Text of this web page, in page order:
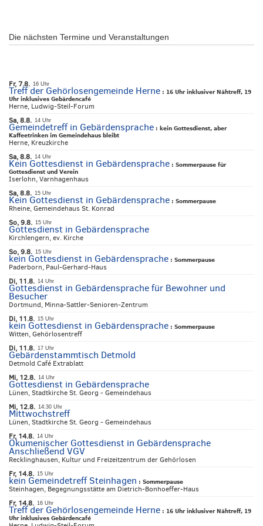
Die nächsten Termine und Veranstaltungen
Fr, 7.8. 16 Uhr
Treff der Gehörlosengemeinde Herne : 16 Uhr inklusiver Nähtreff, 19
Uhr inklusives Gebärdencafé
Herne, Ludwig-Steil-Forum
Sa, 8.8. 14 Uhr
Gemeindetreff in Gebärdensprache : kein Gottesdienst, aber
Kaffeetrinken im Gemeindehaus bleibt
Herne, Kreuzkirche
Sa, 8.8. 14 Uhr
Kein Gottesdienst in Gebärdensprache : Sommerpause für
Gottesdienst und Verein
Iserlohn, Varnhagenhaus
Sa, 8.8. 15 Uhr
Kein Gottesdienst in Gebärdensprache : Sommerpause
Rheine, Gemeindehaus St. Konrad
So, 9.8. 15 Uhr
Gottesdienst in Gebärdensprache
Kirchlengern, ev. Kirche
So, 9.8. 15 Uhr
kein Gottesdienst in Gebärdensprache : Sommerpause
Paderborn, Paul-Gerhard-Haus
Di, 11.8. 14 Uhr
Gottesdienst in Gebärdensprache für Bewohner und
Besucher
Dortmund, Minna-Sattler-Senioren-Zentrum
Di, 11.8. 15 Uhr
kein Gottesdienst in Gebärdensprache : Sommerpause
Witten, Gehörlosentreff
Di, 11.8. 17 Uhr
Gebärdenstammtisch Detmold
Detmold Café Extrablatt
Mi, 12.8. 14 Uhr
Gottesdienst in Gebärdensprache
Lünen, Stadtkirche St. Georg - Gemeindehaus
Mi, 12.8. 14:30 Uhr
Mittwochstreff
Lünen, Stadtkirche St. Georg - Gemeindehaus
Fr, 14.8. 14 Uhr
Ökumenischer Gottesdienst in Gebärdensprache
Anschließend VGV
Recklinghausen, Kultur und Freizeitzentrum der Gehörlosen
Fr, 14.8. 15 Uhr
kein Gemeindetreff Steinhagen : Sommerpause
Steinhagen, Begegnungsstätte am Dietrich-Bonhoeffer-Haus
Fr, 14.8. 16 Uhr
Treff der Gehörlosengemeinde Herne : 16 Uhr inklusiver Nähtreff, 19
Uhr inklusives Gebärdencafé